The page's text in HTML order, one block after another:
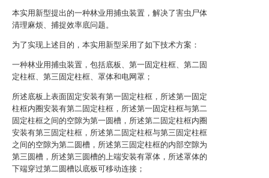
本实用新型提出的一种林业用捕虫装置，解决了害虫尸体
清理麻烦、捕捉效率底问题。
为了实现上述目的，本实用新型采用了如下技术方案：
一种林业用捕虫装置，包括底板、第一固定柱框、第二固
定柱框、第三固定柱框、罩体和电网罩；
所述底板上表面固定安装有第一固定柱框，所述第一固定
柱框内圈安装有第二固定柱框，所述第一固定柱框与第二
固定柱框之间的空隙为第一圆槽，所述第二固定柱框内圈
安装有第三固定柱框，所述第二固定柱框与第三固定柱框
之间的空隙为第二圆槽，所述第三固定柱框的内部空隙为
第三圆槽，所述第三圆槽的上端安装有罩体，所述罩体的
下端穿过第二圆槽以底板可移动连接；